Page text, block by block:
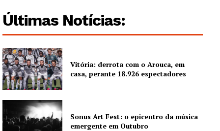
Grande Entrevista
Quero ser Assinante
Últimas Notícias:
Vitória: derrota com o Arouca, em
casa, perante 18.926 espectadores
Sonus Art Fest: o epicentro da música
emergente em Outubro